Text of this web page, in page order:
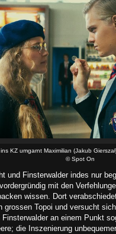
KZ umgarnt Maximilian (Jakub Giersza
©Spot On
und Finsterwalder indes nur
mit den
wissen. Dort
grossen Topoi und versucht
an einem Punkt
die Inszenierung